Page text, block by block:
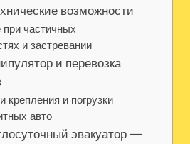
возможности
частичных
и застревании
и перевозка
крепления и погрузки
авто
эвакуатор —